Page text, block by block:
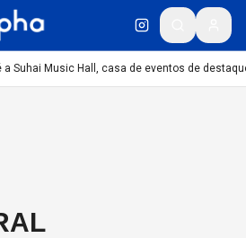
Suhai Music Hall, casa de eventos de